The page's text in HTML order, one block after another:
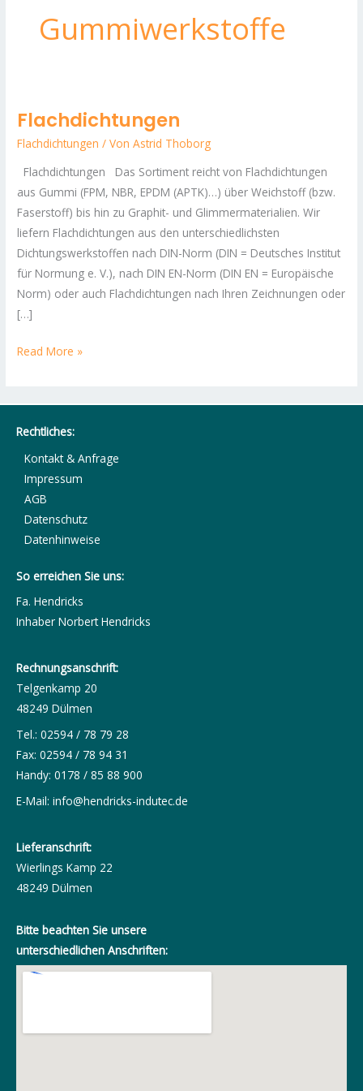
Gummiwerkstoffe
Flachdichtungen
Flachdichtungen / VonAstrid Thoborg
Flachdichtungen Das Sortiment reicht von Flachdichtungen
aus Gummi (FPM, NBR, EPDM (APTK)…) über Weichstoff (bzw.
Faserstoff) bis hin zu Graphit- und Glimmermaterialien. Wir
liefern Flachdichtungen aus den unterschiedlichsten
Dichtungswerkstoffen nach DIN-Norm (DIN = Deutsches Institut
für Normung e. V.), nach DIN EN-Norm (DIN EN = Europäische
Norm) oder auch Flachdichtungen nach Ihren Zeichnungen oder
[…]
Flachdichtungen
Read More »
Rechtliches:
Kontakt & Anfrage
Impressum
AGB
Datenschutz
Datenhinweise
So erreichen Sie uns:
Fa. Hendricks
Inhaber Norbert Hendricks
Rechnungsanschrift:
Telgenkamp 20
48249 Dülmen
Tel.: 02594 / 78 79 28
Fax: 02594 / 78 94 31
Handy: 0178 / 85 88 900
E-Mail: info@hendricks-indutec.de
Lieferanschrift:
Wierlings Kamp 22
48249 Dülmen
Bitte beachten Sie unsere
unterschiedlichen Anschriften: